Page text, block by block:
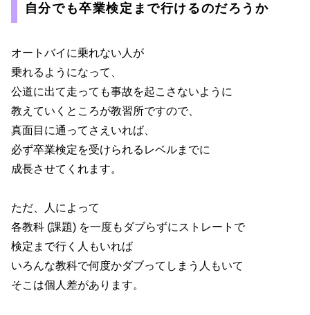
自分でも卒業検定まで行けるのだろうか
オートバイに乗れない人が
乗れるようになって、
公道に出て走っても事故を起こさないように
教えていくところが教習所ですので、
真面目に通ってさえいれば、
必ず卒業検定を受けられるレベルまでに
成長させてくれます。
ただ、人によって
各教科 (課題) を一度もダブらずにストレートで
検定まで行く人もいれば
いろんな教科で何度かダブってしまう人もいて
そこは個人差があります。